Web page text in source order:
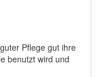
Pflege gut ihre
benutzt wird und